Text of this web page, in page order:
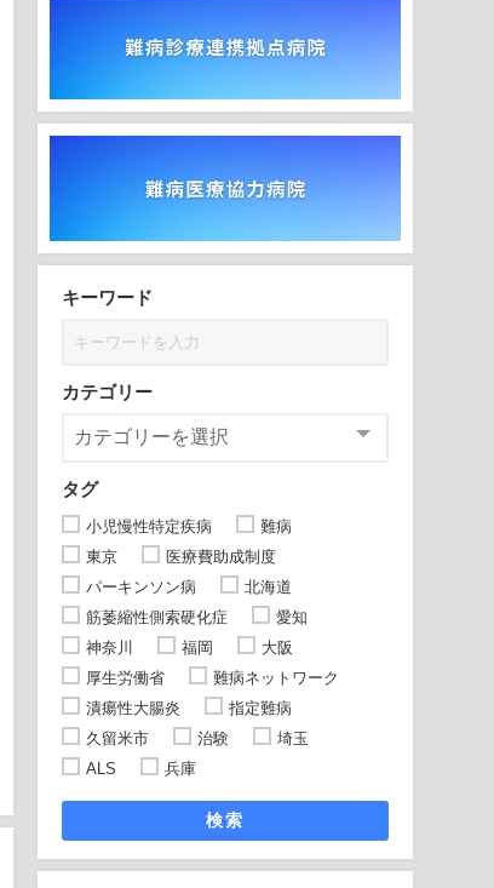
キーワード
カテゴリー
タグ
小児慢性特定疾病
難病
東京
医療費助成制度
パーキンソン病
北海道
筋萎縮性側索硬化症
愛知
神奈川
福岡
大阪
厚生労働省
難病ネットワーク
潰瘍性大腸炎
指定難病
久留米市
治験
埼玉
ALS
兵庫
検索